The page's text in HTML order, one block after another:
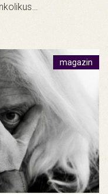
magazin